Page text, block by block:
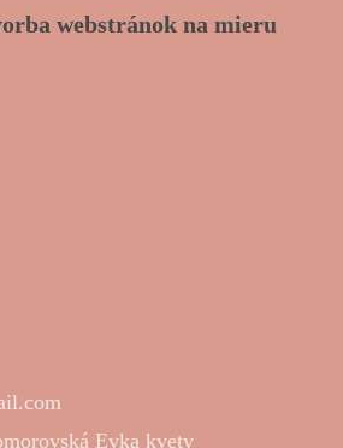
webstránok na mieru
Evka kvety